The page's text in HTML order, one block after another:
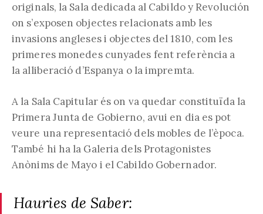
originals, la Sala dedicada al Cabildo y Revolución
on s’exposen objectes relacionats amb les
invasions angleses i objectes del 1810, com les
primeres monedes cunyades fent referència a
la alliberació d’Espanya o la impremta.
A la Sala Capitular és on va quedar constituïda la
Primera Junta de Gobierno, avui en dia es pot
veure una representació dels mobles de l’època.
També hi ha la Galeria dels Protagonistes
Anònims de Mayo i el Cabildo Gobernador.
Hauries de Saber: